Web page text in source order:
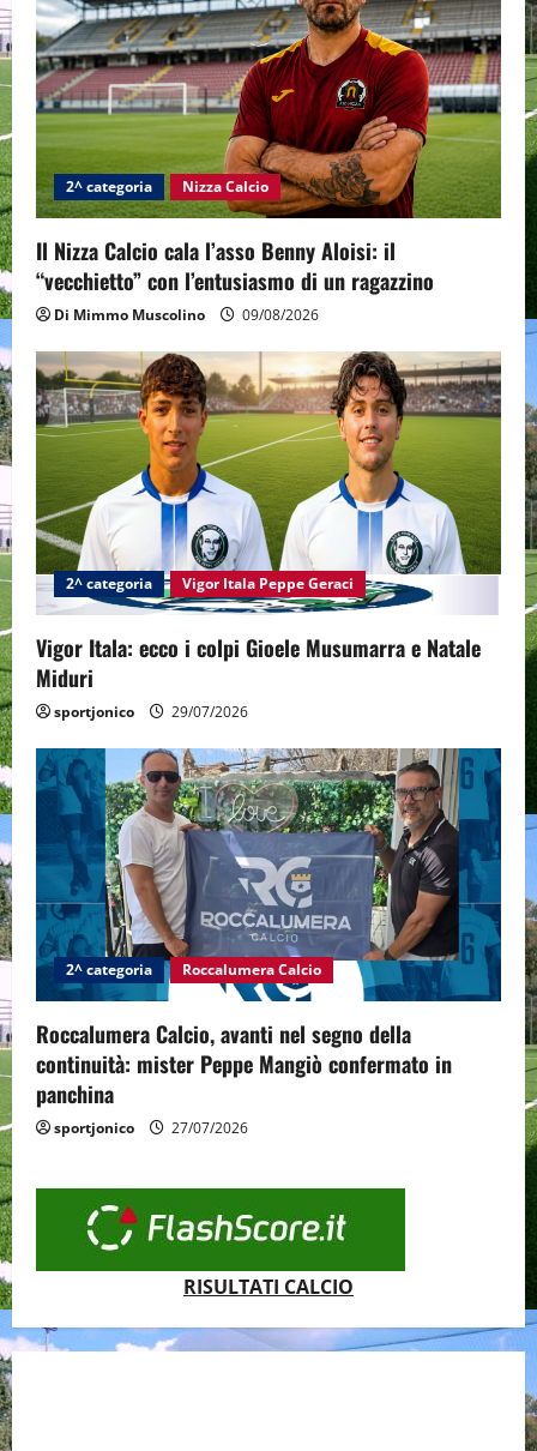
a
t
i
o
n
2^ categoria Nizza Calcio
Il Nizza Calcio cala l’asso Benny Aloisi: il
“vecchietto” con l’entusiasmo di un ragazzino
Di Mimmo Muscolino 09/08/2026
2^ categoria Vigor Itala Peppe Geraci
Vigor Itala: ecco i colpi Gioele Musumarra e Natale
Miduri
sportjonico 29/07/2026
2^ categoria Roccalumera Calcio
Roccalumera Calcio, avanti nel segno della
continuità: mister Peppe Mangiò confermato in
panchina
sportjonico 27/07/2026
RISULTATI CALCIO